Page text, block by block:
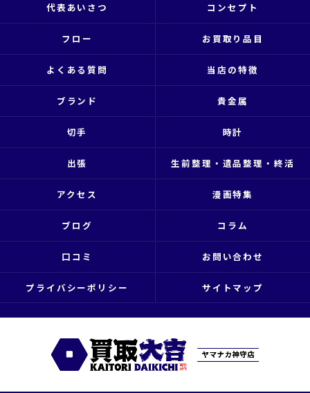
代表あいさつ コンセプト
フロー お買取り品目
よくある質問 当店の特徴
ブランド 貴金属
切手 時計
出張 生前整理・遺品整理・終活
アクセス 漫画特集
ブログ コラム
口コミ お問い合わせ
プライバシーポリシー サイトマップ